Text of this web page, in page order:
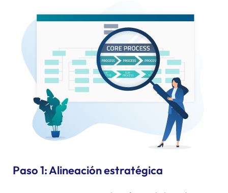
Paso 1: Alineación estratégica